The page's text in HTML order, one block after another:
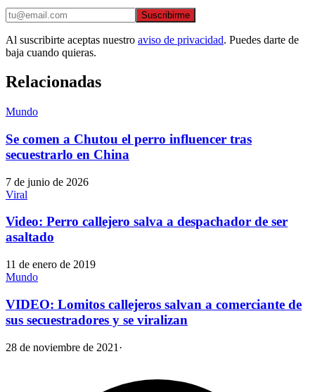
Suscribirme
Al suscribirte aceptas nuestro aviso de privacidad. Puedes darte de
baja cuando quieras.
Relacionadas
Mundo
Se comen a Chutou el perro influencer tras
secuestrarlo en China
7 de junio de 2026
Viral
Video: Perro callejero salva a despachador de ser
asaltado
11 de enero de 2019
Mundo
VIDEO: Lomitos callejeros salvan a comerciante de
sus secuestradores y se viralizan
28 de noviembre de 2021 ·